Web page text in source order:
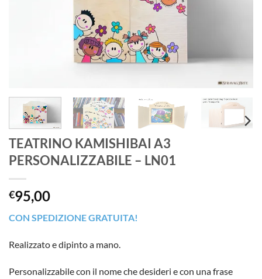
TEATRINO KAMISHIBAI A3
PERSONALIZZABILE – LN01
€95,00
CON SPEDIZIONE GRATUITA!
Realizzato e dipinto a mano.
Personalizzabile con il nome che desideri e con una frase